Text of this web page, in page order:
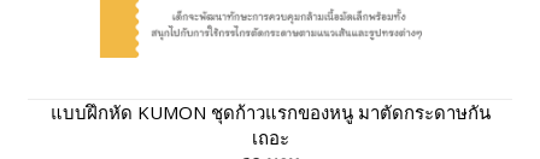
แบบฝึกหัด KUMON ชุดก้าวแรกของหนู มาตัดกระดาษกัน
เถอะ